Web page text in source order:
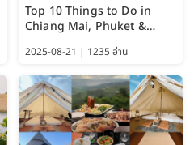
Top 10 Things to Do in
Chiang Mai, Phuket &
Guide 2025)
2025-08-21 | 1235 อ่าน